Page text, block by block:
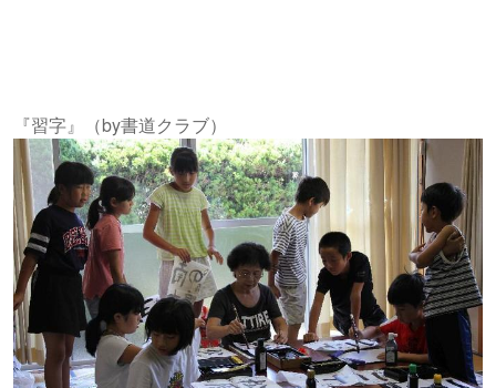
『習字』（by書道クラブ）